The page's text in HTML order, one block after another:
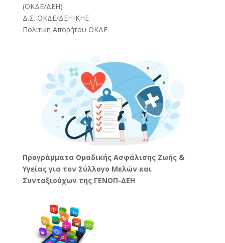
(ΟΚΔΕ/ΔΕΗ)
Δ.Σ. ΟΚΔΕ/ΔΕΗ-ΚΗΕ
Πολιτική Απορήτου ΟΚΔΕ
Προγράμματα Ομαδικής Ασφάλισης Ζωής &
Υγείας για τον Σύλλογο Μελών και
Συνταξιούχων της ΓΕΝΟΠ-ΔΕΗ